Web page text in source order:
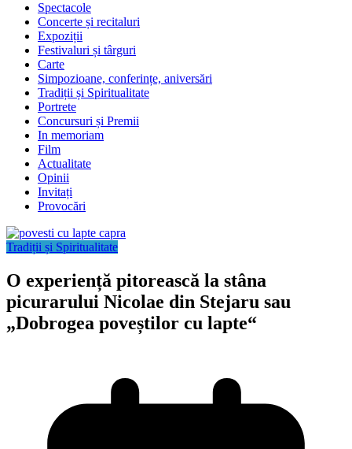
Spectacole
Concerte și recitaluri
Expoziții
Festivaluri și târguri
Carte
Simpozioane, conferințe, aniversări
Tradiții și Spiritualitate
Portrete
Concursuri și Premii
In memoriam
Film
Actualitate
Opinii
Invitați
Provocări
Tradiții și Spiritualitate
O experiență pitorească la stâna
picurarului Nicolae din Stejaru sau
„Dobrogea poveștilor cu lapte“